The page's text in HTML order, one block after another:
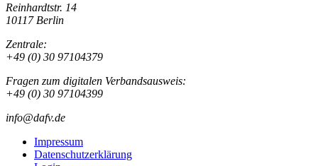
Reinhardtstr. 14
10117 Berlin
Zentrale:
+49 (0) 30 97104379
Fragen zum digitalen Verbandsausweis:
+49 (0) 30 97104399
info@dafv.de
Impressum
Datenschutzerklärung